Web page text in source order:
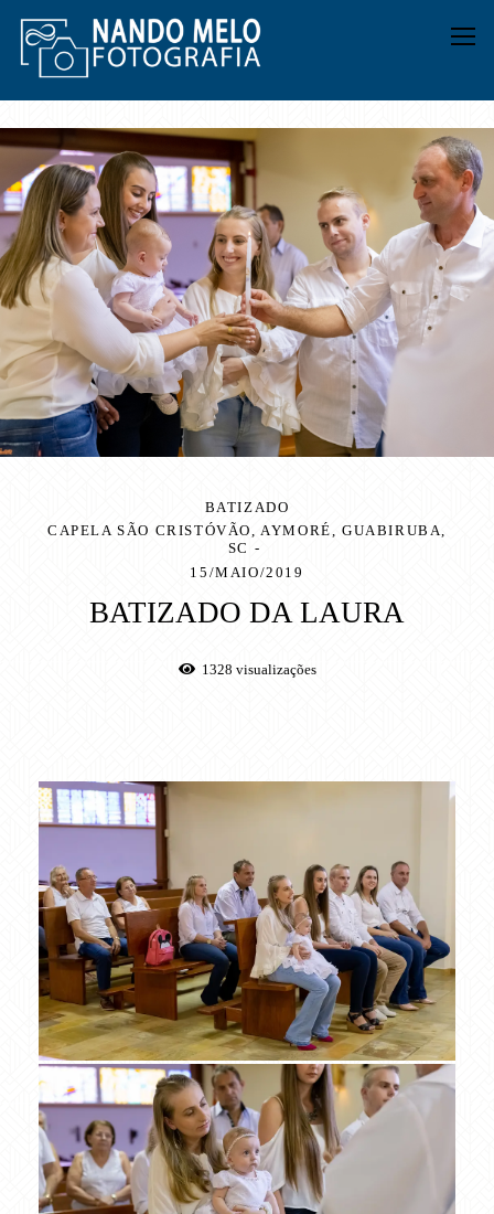
BATIZADO
CAPELA SÃO CRISTÓVÃO, AYMORÉ, GUABIRUBA,
SC
15/MAIO/2019
BATIZADO DA LAURA
1328 visualizações